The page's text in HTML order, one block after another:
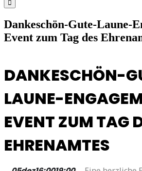
Dankeschön-Gute-Laune-
Event zum Tag des
DANKESCHÖN-
LAUNE-
EVENT ZUM TAG
EHRENAMTES